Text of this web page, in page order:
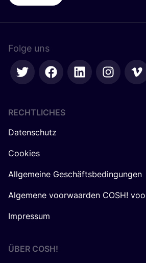
Folge uns
RECHTLICHES
Datenschutz
Cookies
Allgemeine Geschäftsbedingungen
Algemene voorwaarden COSH!
Impressum
ÜBER COSH!